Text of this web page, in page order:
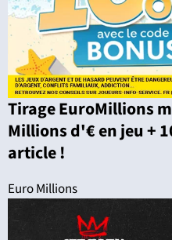
Tirage EuroMillions
Millions d'€ en jeu +
article !
Euro Millions